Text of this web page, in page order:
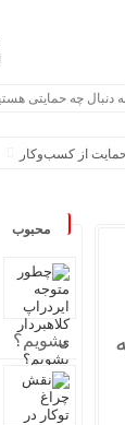
از کسب‌وکار
محبوب
بشویم؟